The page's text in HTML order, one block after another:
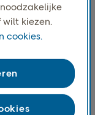
kiezen.
cookies.